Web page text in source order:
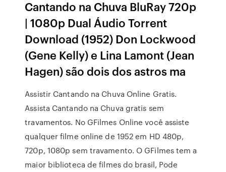
Cantando na Chuva BluRay 720p
| 1080p Dual Áudio Torrent
Download (1952) Don Lockwood
(Gene Kelly) e Lina Lamont (Jean
Hagen) são dois dos astros ma
Assistir Cantando na Chuva Online Gratis.
Assista Cantando na Chuva gratis sem
travamentos. No GFilmes Online você assiste
qualquer filme online de 1952 em HD 480p,
720p, 1080p sem travamento. O GFilmes tem a
maior biblioteca de filmes do brasil, Pode